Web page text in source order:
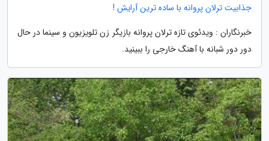
جذابیت ترلان پروانه با ساده ترین آرایش !
خبرنگاران : ویدئوی تازه ترلان پروانه بازیگر زن تلویزیون و سینما در حال
دور دور شبانه با آهنگ خارجی را ببینید.